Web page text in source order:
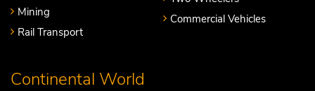
Mining
Rail Transport
Commercial Vehicles
Continental World